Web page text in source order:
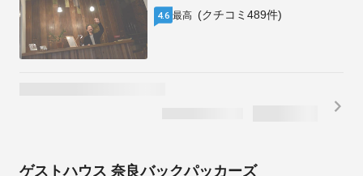
1泊1名あたり